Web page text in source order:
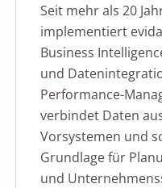
Seit mehr als 20
implementiert
Business
und
Performance-
verbindet Daten
Vorsystemen und
Grundlage für
und